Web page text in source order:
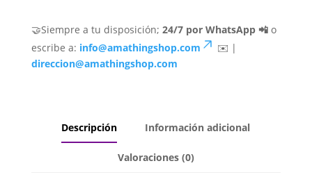
🤝Siempre a tu disposición; 24/7 por WhatsApp 📲o
escribe a: info@amathingshop.com
✉️ |
direccion@amathingshop.com
Descripción Información adicional
Valoraciones (0)